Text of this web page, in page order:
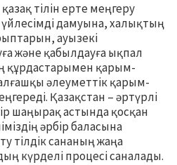
тілін ерте меңгеру
дамуына, халықтың
ауызекі
және қабылдауға ықпал
құрдастарымен қарым-
әлеуметтік қарым-
Қазақстан – әртүрлі
шаңырақ астында қосқан
әрбір баласына
тілдік сананың жаңа
күрделі процесі саналады.